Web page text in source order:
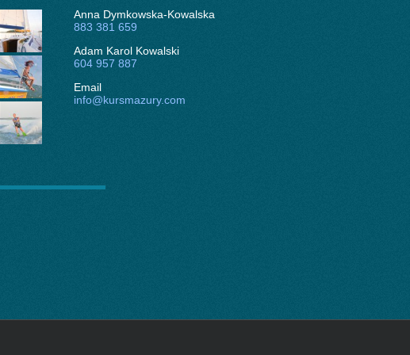
Anna Dymkowska-Kowalska
883 381 659
Adam Karol Kowalski
604 957 887
Email
info@kursmazury.com